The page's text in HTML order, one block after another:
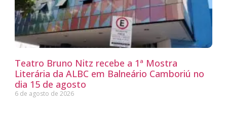
Teatro Bruno Nitz recebe a 1ª Mostra
Literária da ALBC em Balneário Camboriú no
dia 15 de agosto
6 de agosto de 2026